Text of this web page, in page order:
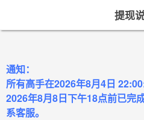
提现
通知：
所有高手在2026年8月4日
2026年8月8日下午18点前已完
系客服。